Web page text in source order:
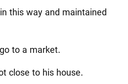
this way and maintained
to a market.
close to his house.